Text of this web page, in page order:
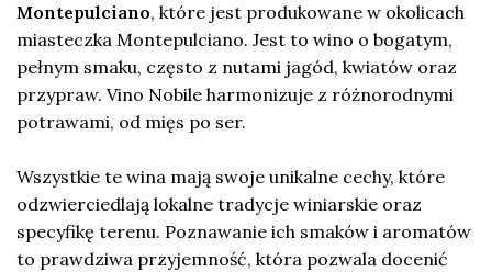
Montepulciano, które jest produkowane w okolicach
miasteczka Montepulciano. Jest to wino o bogatym,
pełnym smaku, często z nutami jagód, kwiatów oraz
przypraw. Vino Nobile harmonizuje z różnorodnymi
potrawami, od mięs po ser.
Wszystkie te wina mają swoje unikalne cechy, które
odzwierciedlają lokalne tradycje winiarskie oraz
specyfikę terenu. Poznawanie ich smaków i aromatów
to prawdziwa przyjemność, która pozwala docenić